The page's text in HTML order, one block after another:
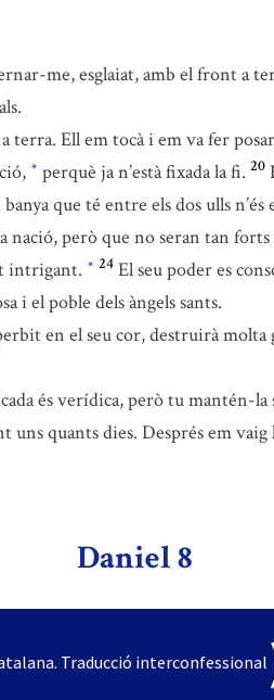
me, esglaiat, amb el front a
terra. Ell em tocà i em va fer
* perquè ja n’està fixada la fi. 20
que té entre els dos ulls
nació, però que no seran tan
intrigant. * 24 El seu poder es
i el poble dels àngels sants.
en el seu cor, destruirà
és verídica, però tu mantén-
quants dies. Després em
Daniel 8
Traducció interconfessional